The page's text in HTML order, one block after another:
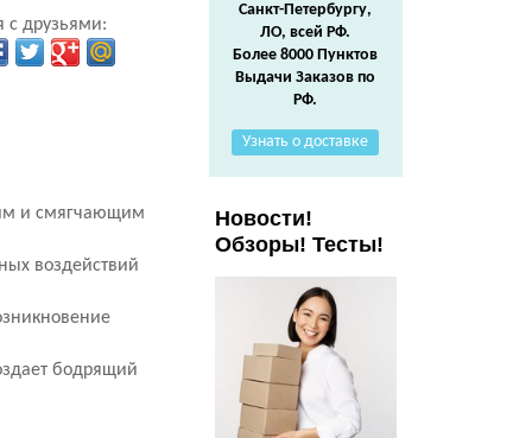
с друзьями:
и смягчающим
воздействий
бодрящий
Санкт-Петербургу,
ЛО, всей РФ.
Более 8000 Пунктов
Выдачи Заказов по
РФ.
Узнать о доставке
Новости!
Обзоры! Тесты!